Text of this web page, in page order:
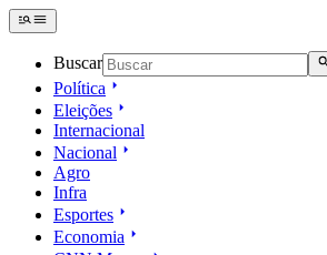
Buscar
Política
Eleições
Internacional
Nacional
Agro
Infra
Esportes
Economia